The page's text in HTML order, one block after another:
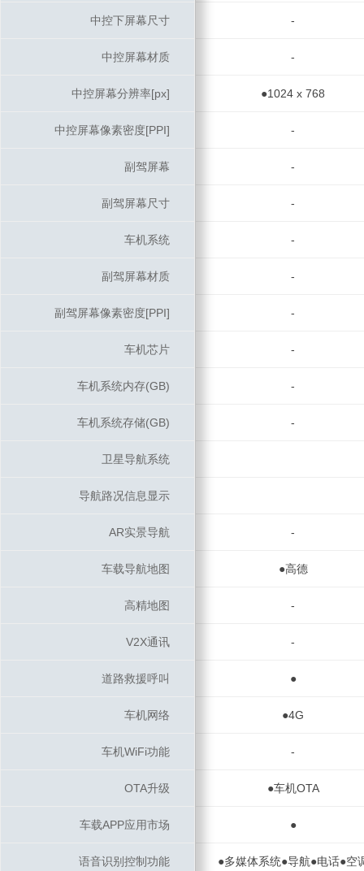
中控下屏幕尺寸 -
中控屏幕材质 -
中控屏幕分辨率[px] ●1024 x 768
中控屏幕像素密度[PPI] -
副驾屏幕 -
副驾屏幕尺寸 -
车机系统 -
副驾屏幕材质 -
副驾屏幕像素密度[PPI] -
车机芯片 -
车机系统内存(GB) -
车机系统存储(GB) -
卫星导航系统
导航路况信息显示
AR实景导航 -
车载导航地图 ●高德
高精地图 -
V2X通讯 -
道路救援呼叫 ●
车机网络 ●4G
车机WiFi功能 -
OTA升级 ●车机OTA
车载APP应用市场 ●
语音识别控制功能 ●多媒体系统●导航●电话●空
中控下屏幕尺寸
中控屏幕材质
中控屏幕分辨率[px]
中控屏幕像素密度[PPI]
副驾屏幕
副驾屏幕尺寸
车机系统
副驾屏幕材质
副驾屏幕像素密度[PPI]
车机芯片
车机系统内存(GB)
车机系统存储(GB)
卫星导航系统
导航路况信息显示
AR实景导航
车载导航地图
高精地图
V2X通讯
道路救援呼叫
车机网络
车机WiFi功能
OTA升级
车载APP应用市场
语音识别控制功能